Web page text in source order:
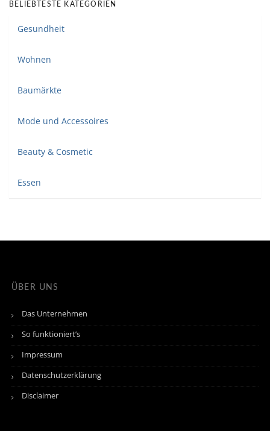
BELIEBTESTE KATEGORIEN
Gesundheit
Wohnen
Baumärkte
Mode und Accessoires
Beauty & Cosmetic
Essen
ÜBER UNS
Das Unternehmen
So funktioniert’s
Impressum
Datenschutzerklärung
Disclaimer